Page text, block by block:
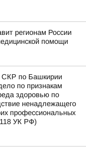
регионам России
помощи
СКР по Башкирии
по признакам
здоровью по
ненадлежащего
профессиональных
118 УК РФ)